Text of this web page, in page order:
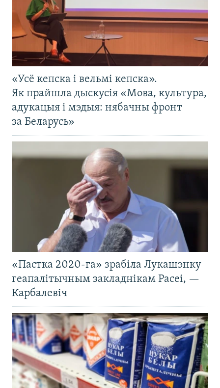
«Усё кепска і вельмі кепска».
Як прайшла дыскусія «Мова, культура,
адукацыя і мэдыя: нябачны фронт
за Беларусь»
«Пастка 2020-га» зрабіла Лукашэнку
геапалітычным закладнікам Расеі, —
Карбалевіч